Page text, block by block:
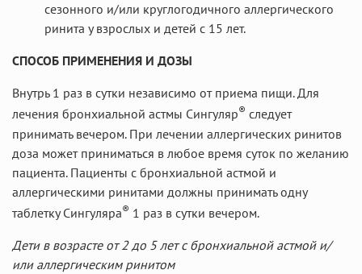
сезонного и/или круглогодичного аллергического
ринита у взрослых и детей с 15 лет.
СПОСОБ ПРИМЕНЕНИЯ И ДОЗЫ
Внутрь 1 раз в сутки независимо от приема пищи. Для
лечения бронхиальной астмы Сингуляр® следует
принимать вечером. При лечении аллергических ринитов
доза может приниматься в любое время суток по желанию
пациента. Пациенты с бронхиальной астмой и
аллергическими ринитами должны принимать одну
таблетку Сингуляра® 1 раз в сутки вечером.
Дети в возрасте от 2 до 5 лет с бронхиальной астмой и/
или аллергическим ринитом